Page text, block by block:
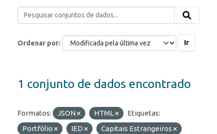
Ordenar por Ir
1 conjunto de dados encontrado
Formatos: JSON HTML
Etiquetas:
Portfólio
IED Capitais Estrangeiros